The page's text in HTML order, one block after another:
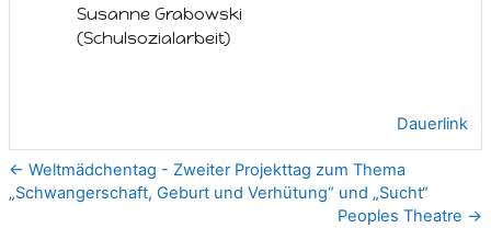
Susanne Grabowski
(Schulsozialarbeit)
Dauerlink
← Weltmädchentag - Zweiter Projekttag zum Thema
„Schwangerschaft, Geburt und Verhütung“ und „Sucht“
Peoples Theatre →